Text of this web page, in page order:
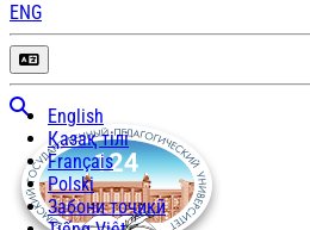
ENG
English
Қазақ тілі
Français
Polski
Забони тоҷикӣ